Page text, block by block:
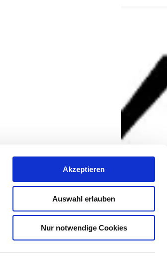
Akzeptieren
Auswahl erlauben
Nur notwendige Cookies